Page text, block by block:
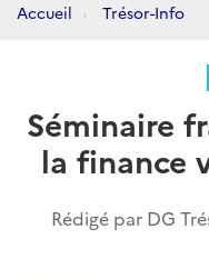
Accueil Trésor-Info
Séminaire
la finance
Rédigé par DG